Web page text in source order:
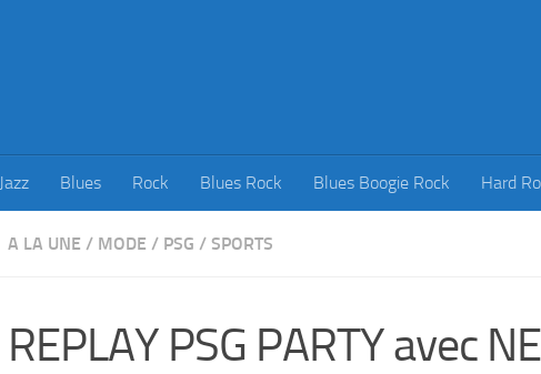
Jazz Blues Rock Blues Rock Blues Boogie Rock Hard
A LA UNE / MODE / PSG / SPORTS
REPLAY PSG PARTY avec